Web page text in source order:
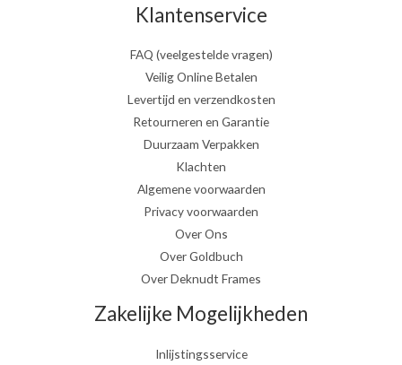
Klantenservice
FAQ (veelgestelde vragen)
Veilig Online Betalen
Levertijd en verzendkosten
Retourneren en Garantie
Duurzaam Verpakken
Klachten
Algemene voorwaarden
Privacy voorwaarden
Over Ons
Over Goldbuch
Over Deknudt Frames
Zakelijke Mogelijkheden
Inlijstingsservice